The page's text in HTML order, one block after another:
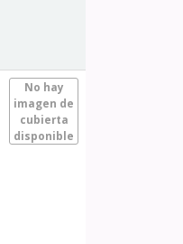
No hay
imagen de
cubierta
disponible